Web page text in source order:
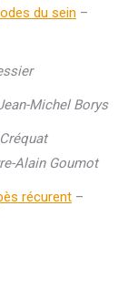
du sein –
Michel Borys
Alain Goumot
récurent –